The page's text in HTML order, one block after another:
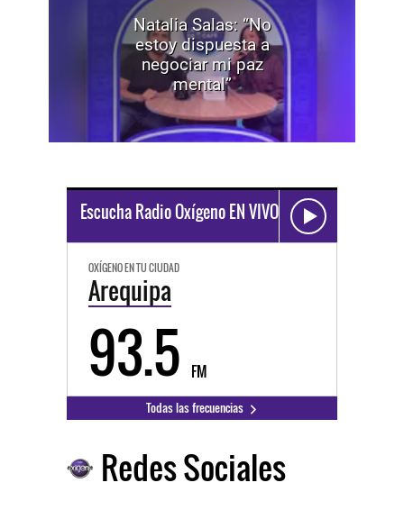
Natalia Salas: “No
estoy dispuesta a
negociar mi paz
mental”
Escucha Radio Oxígeno EN VIVO
OXÍGENO EN TU CIUDAD
Arequipa
93.5 FM
Todas las frecuencias
Redes Sociales